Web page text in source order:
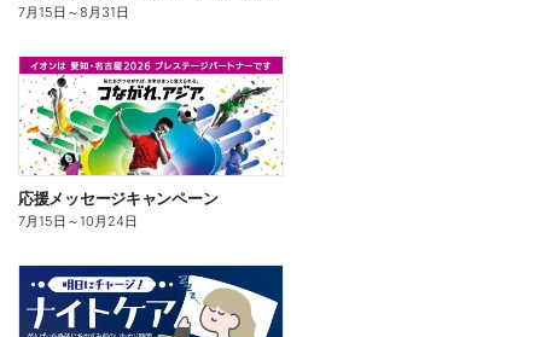
7月15日 ～8月31日
応援メッセージキャンペーン
7月15日 ～10月24日